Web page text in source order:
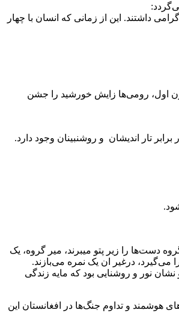
داشتند. این از زمانی که انسان با چهار
رسمی گشت._ در قرن اول، رومی‌ها زایش خورشید را جشن
تار اندیشان و روشنبینان وجود دارد.
دست‌ها را زیر پتو میبرند، میر گروه، یک
می‌گیرد، درغیر ان یک نمره می‌بازند.
نور و روشنایی بود که مایه زندگی
هوشمند و تداوم جنگ‌ها در افغانستان این